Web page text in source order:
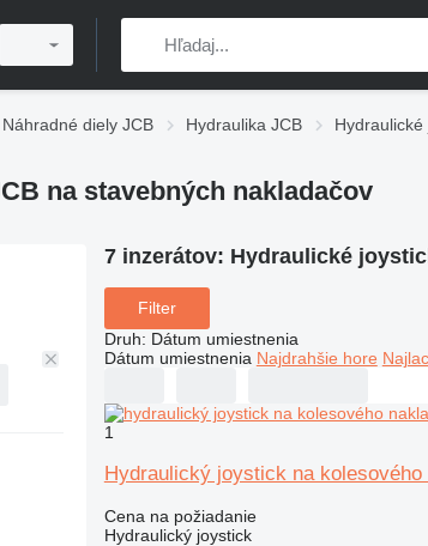
Náhradné diely JCB Hydraulika JCB
na stavebných nakladačov
7 inzerátov: Hydraulické
Filter
Druh: Dátum umiestnenia
Dátum umiestnenia Najdrahšie hore
1
Hydraulický joystick na kolesového
Cena na požiadanie
Hydraulický joystick